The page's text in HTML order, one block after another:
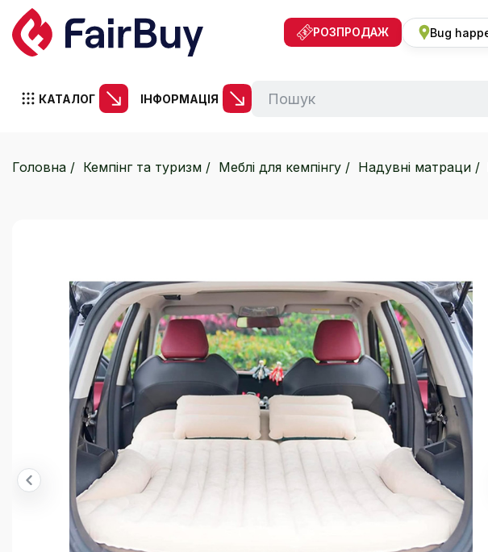
РОЗПРОДАЖ
КАТАЛОГ ІНФОРМАЦІЯ
Головна Кемпінг та туризм Меблі для кемпінгу Надувні матраци